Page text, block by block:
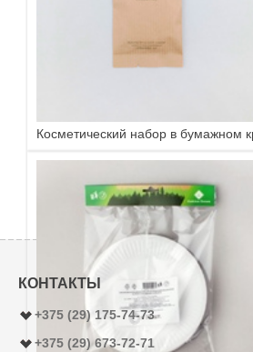
Косметический набор в бумажном
КОНТАКТЫ
+375 (29) 175-74-73
+375 (29) 673-72-71